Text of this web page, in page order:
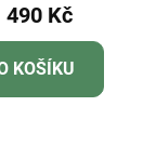
490 Kč
KOŠÍKU